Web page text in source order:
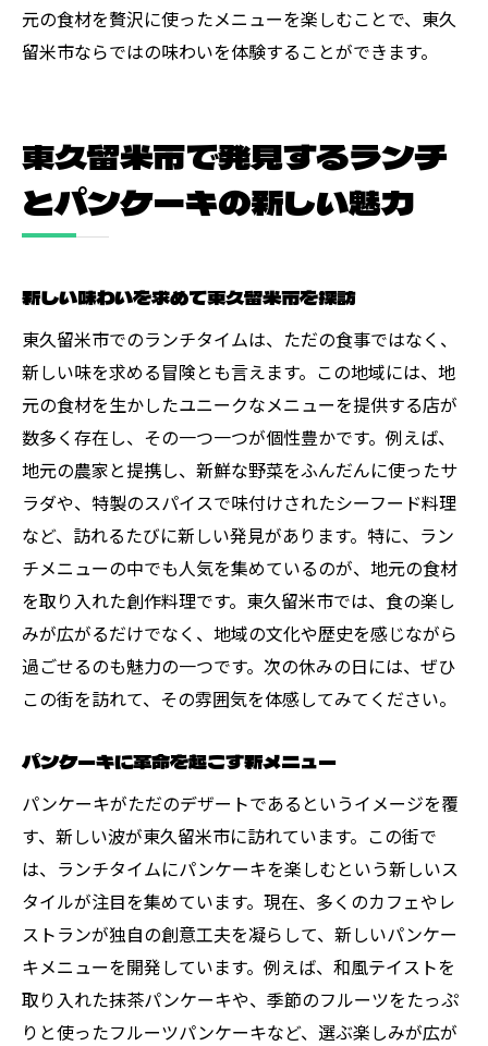
元の食材を贅沢に使ったメニューを楽しむことで、東久
留米市ならではの味わいを体験することができます。
東久留米市で発見するランチ
とパンケーキの新しい魅力
新しい味わいを求めて東久留米市を探訪
東久留米市でのランチタイムは、ただの食事ではなく、
新しい味を求める冒険とも言えます。この地域には、地
元の食材を生かしたユニークなメニューを提供する店が
数多く存在し、その一つ一つが個性豊かです。例えば、
地元の農家と提携し、新鮮な野菜をふんだんに使ったサ
ラダや、特製のスパイスで味付けされたシーフード料理
など、訪れるたびに新しい発見があります。特に、ラン
チメニューの中でも人気を集めているのが、地元の食材
を取り入れた創作料理です。東久留米市では、食の楽し
みが広がるだけでなく、地域の文化や歴史を感じながら
過ごせるのも魅力の一つです。次の休みの日には、ぜひ
この街を訪れて、その雰囲気を体感してみてください。
パンケーキに革命を起こす新メニュー
パンケーキがただのデザートであるというイメージを覆
す、新しい波が東久留米市に訪れています。この街で
は、ランチタイムにパンケーキを楽しむという新しいス
タイルが注目を集めています。現在、多くのカフェやレ
ストランが独自の創意工夫を凝らして、新しいパンケー
キメニューを開発しています。例えば、和風テイストを
取り入れた抹茶パンケーキや、季節のフルーツをたっぷ
りと使ったフルーツパンケーキなど、選ぶ楽しみが広が